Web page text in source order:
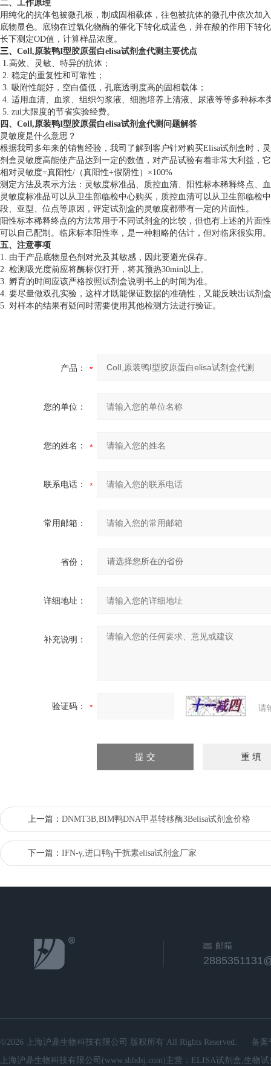
二、工作原理
用纯化的抗体包被微孔板，制成固相载体，往包被抗体的微孔中依次加
底物显色。底物在过氧化物酶的催化下转化成蓝色，并在酸的作用下转
长下测定OD值，计算样品浓度。
三、 ColⅠ,原装鸭I型胶原蛋白elisa试剂盒代测主要优点
1.高效、灵敏、特异的抗体；
2. 稳定的重复性和可靠性；
3. 吸附性能好，空白值低，孔底透明度高的固相载体；
4. 适用血清、血浆、组织匀浆液、细胞培养上清液、尿液等等多种标本
5. zui大限度的节省实验经费。
四、 ColⅠ,原装鸭I型胶原蛋白elisa试剂盒代测 问题解答
灵敏度是什么意思？
根据我司多年来的销售经验，我司了解到客户针对购买Elisa试剂盒时，
剂盒灵敏度高能使产品达到一定的数值，对产品试验有着非常大利益，
相对灵敏度=真阳性/（真阳性+假阴性）×100%
测定方法及表示方法：灵敏度标准品、质控血清、阳性标本稀释终点、
灵敏度标准品可以从卫生部临检中心购买，质控血清可以从卫生部临检
段、亚型、位点等原因，评定试剂盒的灵敏度都带有一定的片面性。
阳性标本稀释终点的方法常用于不同试剂盒的比较，但也有上述的片面
可以自己配制。临床标本阳性率，是一种粗略的估计，但对临床很实用。
五、 注意事项
1. 由于产品底物显色剂对光及其敏感，因此要避光保存。
2. 检测吸光度前应将酶标仪打开，将其预热30min以上。
3. 孵育的时间应该严格按照试剂盒说明书上的时间为准。
4. 要尽量做双孔实验，这样才既能保证数据的准确性，又能反映出试剂
5. 对样本的结果有疑问时需要使用其他检测方法进行验证。
产品：
您的单位：
您的姓名：
联系电话：
常用邮箱：
省份：
详细地址：
补充说明：
验证码： 请
上一篇： DNMT3B,BIM鸭DNA甲基转移酶3Belisa试剂盒价格
下一篇： IFN-γ,进口鸭γ干扰素elisa试剂盒厂家
邮箱
©2026 上海沪鼎生物科技有限公司 版权所有 All Rights Reserved.
备案
上海沪鼎生物科技有限公司(www.shhdsj.com)主营：ELISA试剂盒,生物